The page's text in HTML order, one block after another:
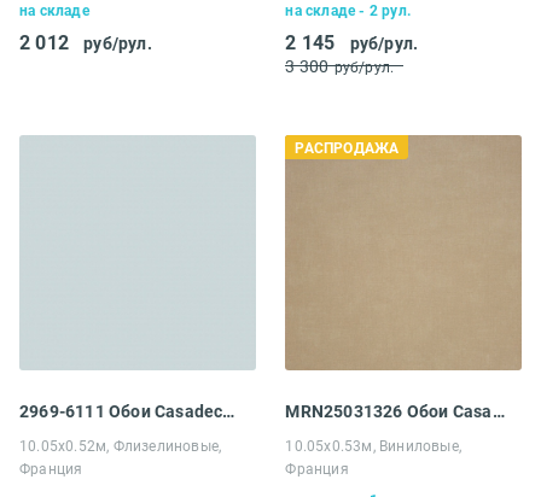
на складе
2 012 руб/рул.
на складе - 2 рул.
2 145
руб/рул.
3 300 руб/рул.
2969-6111 Обои Casadeco My little world
10.05х0.52м, Флизелиновые,
Франция
РАСПРОДАЖА
MRN25031326 Обои Casadeco Marina
10.05х0.53м, Виниловые,
Франция